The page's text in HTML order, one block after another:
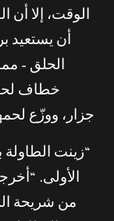
الوقت، إلا
أن يستعيد
الحلق –
خطاف
جزار، ووزّع
“زينت
الأولى.
من شريحة